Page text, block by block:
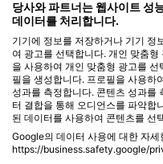
Horizon Diving
MARINELI 15, 71202 HERAKLION,
그리스
가까운 다이빙 사이트
당사와 파트너는 웹사이트 성
데이터를 처리합니다.
기기에 정보를 저장하거나 기기 정
여 광고를 선택합니다. 개인 맞춤
을 사용하여 개인 맞춤형 광고를
필을 생성합니다. 프로필을 사용하
성과를 측정합니다. 콘텐츠 성과를
터 결합을 통해 오디언스를 파악합
된 데이터를 사용하여 콘텐츠를 선
Google의 데이터 사용에 대한 자
https://business.safety.google/